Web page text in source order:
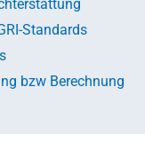
Standards
bzw Berechnung